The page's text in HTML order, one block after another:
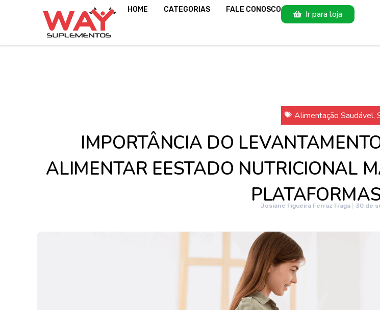
HOME CATEGORIAS FALE CONOSCO Ir para loja
Alimentação Saudável,
IMPORTÂNCIA DO
ALIMENTAR EESTADO NUTRICIONAL
Josiane Figueira Ferraz Fraga 30 de